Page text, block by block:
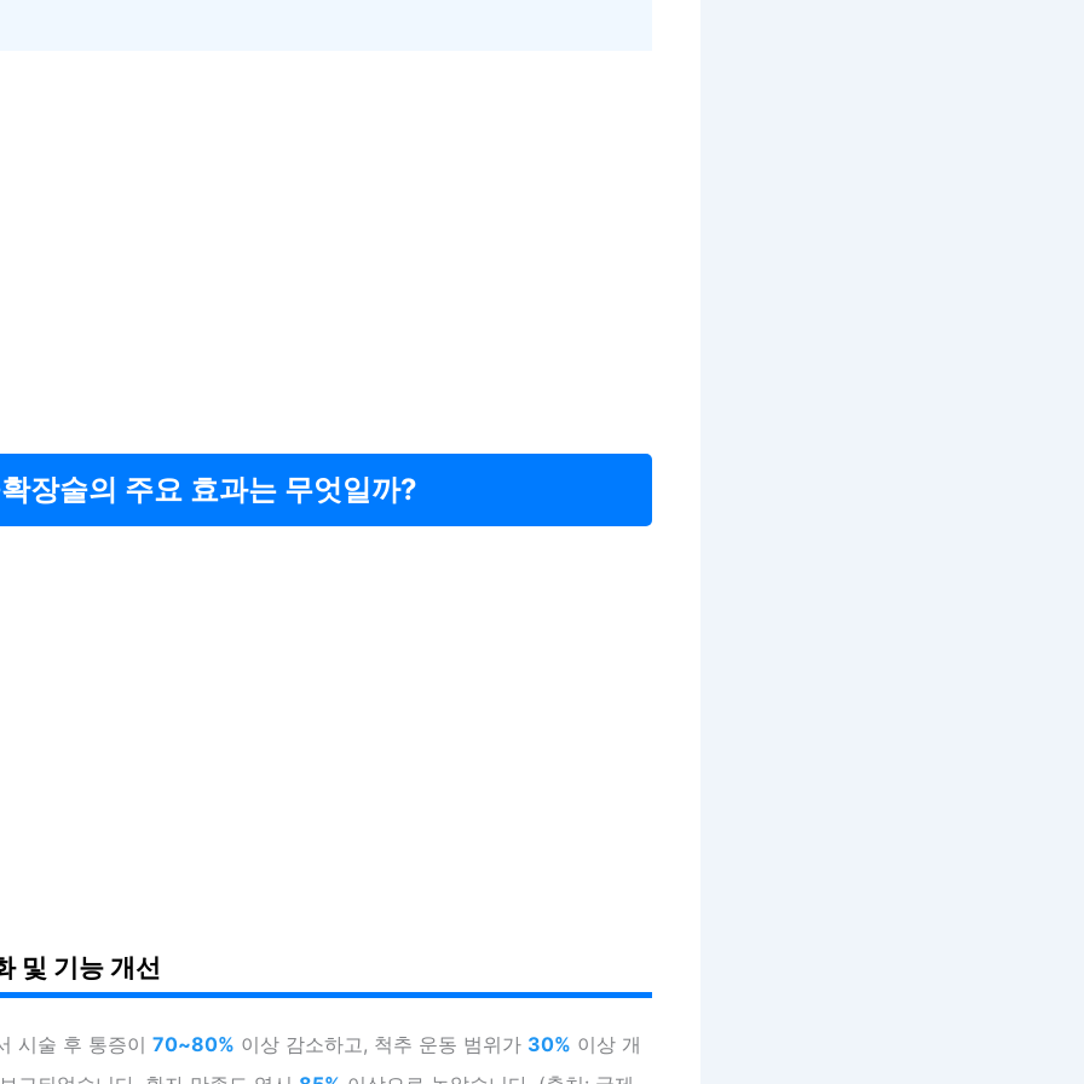
장술의 주요 효과는 무엇일까?
및 기능 개선
시술 후 통증이 70~80% 이상 감소하고, 척추 운동 범위가 30% 이상 개